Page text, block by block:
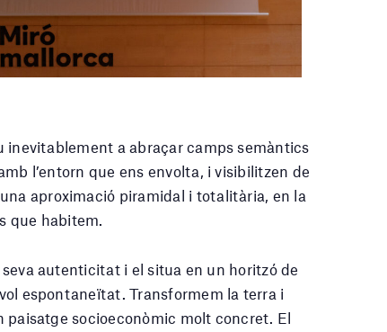
inevitablement a abraçar camps semàntics
l’entorn que ens envolta, i visibilitzen de
aproximació piramidal i totalitària, en la
que habitem.
autenticitat i el situa en un horitzó de
espontaneïtat. Transformem la terra i
paisatge socioeconòmic molt concret. El